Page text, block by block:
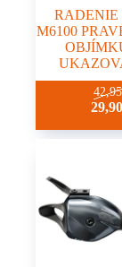
RADENIE
M6100